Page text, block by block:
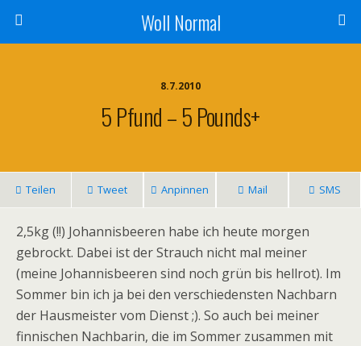
Woll Normal
8.7.2010
5 Pfund – 5 Pounds+
Teilen Tweet Anpinnen Mail SMS
2,5kg (!!) Johannisbeeren habe ich heute morgen
gebrockt. Dabei ist der Strauch nicht mal meiner
(meine Johannisbeeren sind noch grün bis hellrot). Im
Sommer bin ich ja bei den verschiedensten Nachbarn
der Hausmeister vom Dienst ;). So auch bei meiner
finnischen Nachbarin, die im Sommer zusammen mit